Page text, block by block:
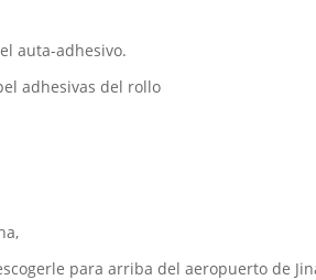
auta-adhesivo.
adhesivas del rollo
para arriba del aeropuerto de